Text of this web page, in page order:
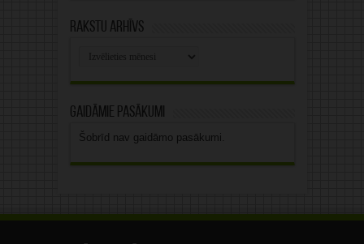
Rakstu arhīvs
Gaidāmie pasākumi
Šobrīd nav gaidāmo pasākumi.